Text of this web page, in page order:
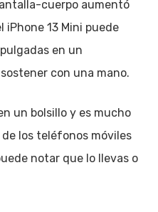
cuerpo aumentó
iPhone 13 Mini puede
en un
con una mano.
un bolsillo y es mucho
los teléfonos móviles
notar que lo llevas o